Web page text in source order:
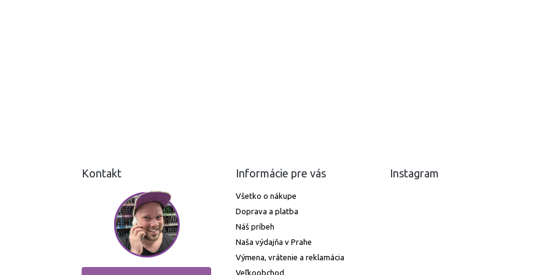
Kontakt Informácie pre vás
Všetko o nákupe
Doprava a platba
Náš príbeh
Naša výdajňa v Prahe
Výmena, vrátenie a reklamácia
Veľkoobchod
Instagram